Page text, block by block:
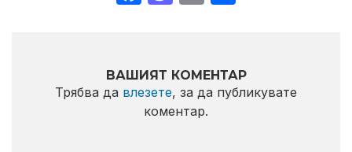
ВАШИЯТ КОМЕНТАР
Трябва да влезете, за да публикувате
коментар.